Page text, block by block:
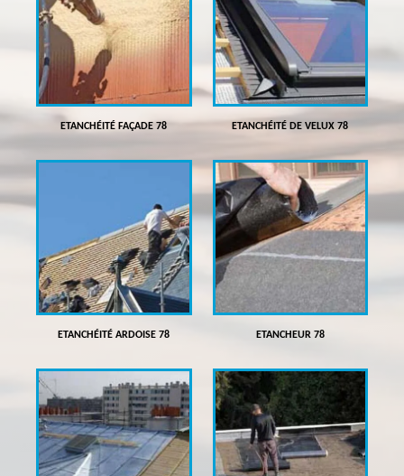
ETANCHÉITÉ FAÇADE 78 ETANCHÉITÉ DE VELUX 78
ETANCHÉITÉ ARDOISE 78 ETANCHEUR 78